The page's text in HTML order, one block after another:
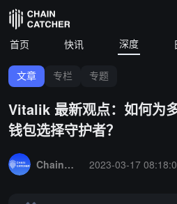
首页 快讯 深度
文章 专栏 专题
Vitalik 最新观点：如何为
钱包选择守护者？
ChainCatcher 精选
2023-03-17